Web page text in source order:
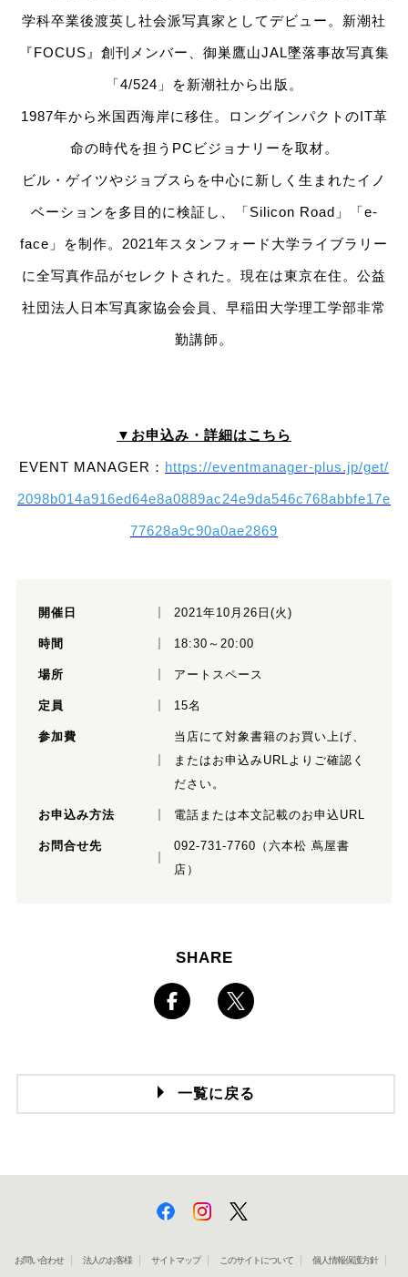
学科卒業後渡英し社会派写真家としてデビュー。新潮社
『FOCUS』創刊メンバー、御巣鷹山JAL墜落事故写真集
「4/524」を新潮社から出版。
1987年から米国西海岸に移住。ロングインパクトのIT革
命の時代を担うPCビジョナリーを取材。
ビル・ゲイツやジョブスらを中心に新しく生まれたイノ
ベーションを多目的に検証し、「Silicon Road」「e-
face」を制作。2021年スタンフォード大学ライブラリー
に全写真作品がセレクトされた。現在は東京在住。公益
社団法人日本写真家協会会員、早稲田大学理工学部非常
勤講師。
▼お申込み・詳細はこちら
EVENT MANAGER： https://eventmanager-plus.jp/get/
2098b014a916ed64e8a0889ac24e9da546c768abbfe17e
77628a9c90a0ae2869
開催日 2021年10月26日(火)
時間 18:30～20:00
場所 アートスペース
定員 15名
参加費
当店にて対象書籍のお買い上げ、
またはお申込みURLよりご確認く
ださい。
お申込み方法 電話または本文記載のお申込URL
お問合せ先
092-731-7760（六本松 蔦屋書
店）
SHARE
一覧に戻る
お問い合わせ 法人のお客様 サイトマップ このサイトについて 個人情報保護方針